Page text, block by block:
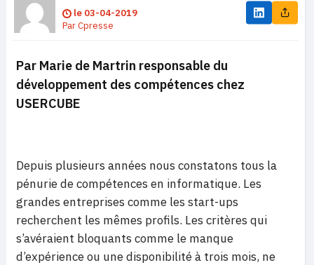
le 03-04-2019
ParCpresse
Par Marie de Martrin responsable du
développement des compétences chez
USERCUBE
Depuis plusieurs années nous constatons tous la
pénurie de compétences en informatique. Les
grandes entreprises comme les start-ups
recherchent les mêmes profils. Les critères qui
s’avéraient bloquants comme le manque
d’expérience ou une disponibilité à trois mois, ne